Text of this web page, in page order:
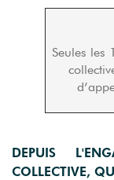
Seules les
DEPUIS
COLLECTIVE,